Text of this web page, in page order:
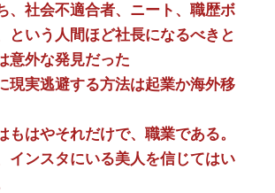
、社会不適合者、ニート、職歴ボ
という人間ほど社長になるべきと
意外な発見だった
現実逃避する方法は起業か海外移
もはやそれだけで、職業である。
インスタにいる美人を信じてはい